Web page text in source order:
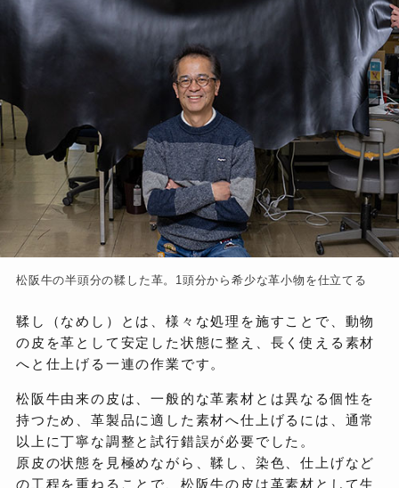
松阪牛の半頭分の鞣した革。1頭分から希少な革小物を仕立てる
鞣し（なめし）とは、様々な処理を施すことで、動物
の皮を革として安定した状態に整え、長く使える素材
へと仕上げる一連の作業です。
松阪牛由来の皮は、一般的な革素材とは異なる個性を
持つため、革製品に適した素材へ仕上げるには、通常
以上に丁寧な調整と試行錯誤が必要でした。
原皮の状態を見極めながら、鞣し、染色、仕上げなど
の工程を重ねることで、松阪牛の皮は革素材として生